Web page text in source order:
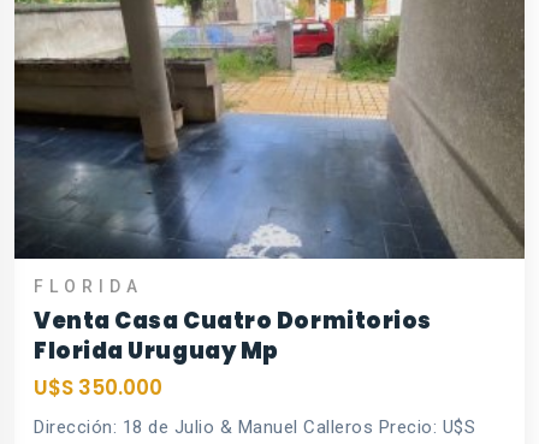
FLORIDA
Venta Casa Cuatro Dormitorios
Florida Uruguay Mp
U$S 350.000
Dirección: 18 de Julio & Manuel Calleros Precio: U$S